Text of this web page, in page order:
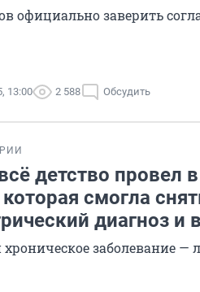
официально заверить
13:00 2 588 Обсудить
детство провел
смогла
диагноз и
заболевание —